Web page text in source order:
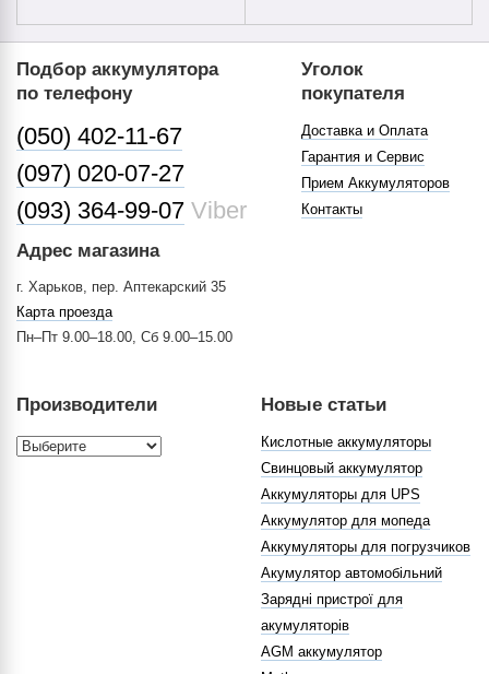
Подбор аккумулятора
по телефону
(050) 402-11-67
(097) 020-07-27
(093) 364-99-07 Viber
Адрес магазина
г. Харьков, пер. Аптекарский 35
Карта проезда
Пн–Пт 9.00–18.00, Сб 9.00–15.00
Уголок
покупателя
Доставка и Оплата
Гарантия и Сервис
Прием Аккумуляторов
Контакты
Производители Новые статьи
Кислотные аккумуляторы
Свинцовый аккумулятор
Аккумуляторы для UPS
Аккумулятор для мопеда
Аккумуляторы для погрузчиков
Акумулятор автомобільний
Зарядні пристрої для
акумуляторів
AGM аккумулятор